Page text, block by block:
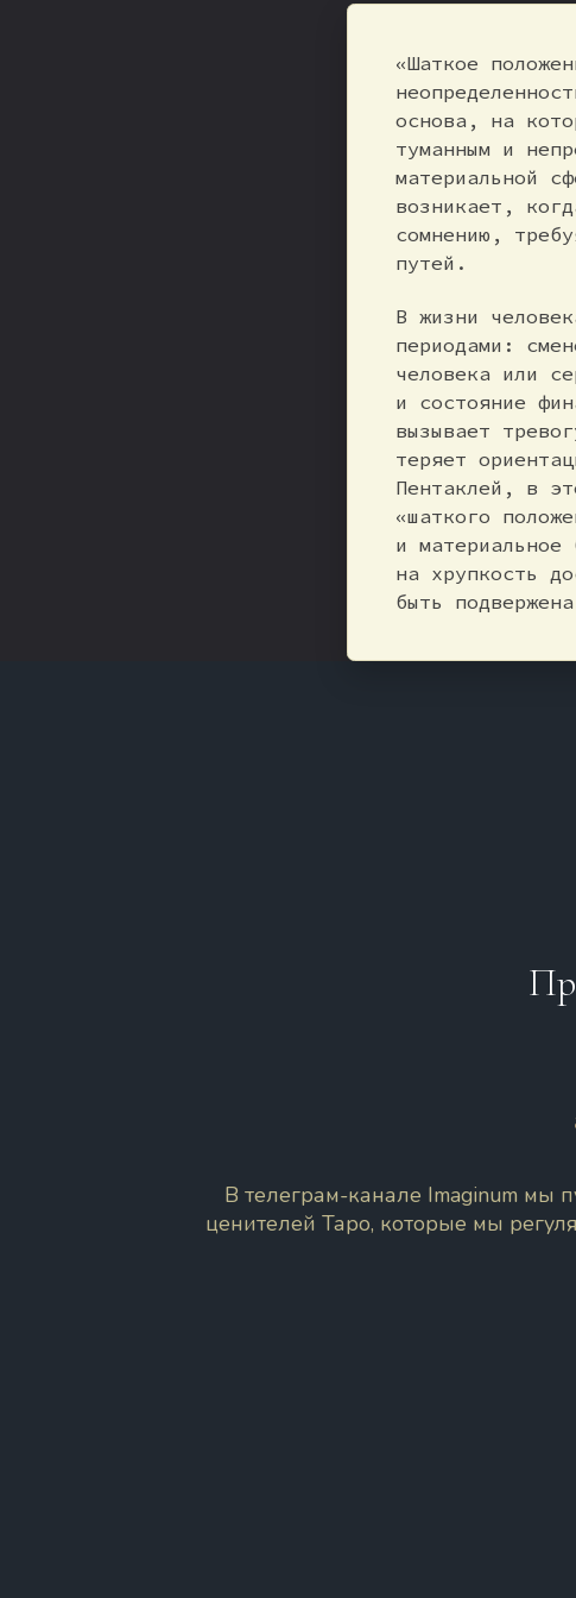
«Шаткое
основа, на
туманным и
материальной
возникает,
сомнению,
путей.
В жизни
периодами:
человека или
и состояние
вызывает
теряет
Пентаклей, в
«шаткого
и материальное
на хрупкость
быть
В телеграм-канале Imaginum мы
ценителей Таро, которые мы